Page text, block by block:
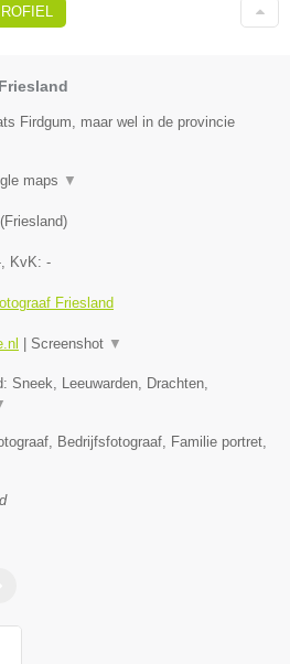
Firdgum, maar wel in de provincie
maps ▼
(Friesland)
, KvK: -
Friesland
| Screenshot ▼
Sneek, Leeuwarden, Drachten,
Bedrijfsfotograaf, Familie portret,